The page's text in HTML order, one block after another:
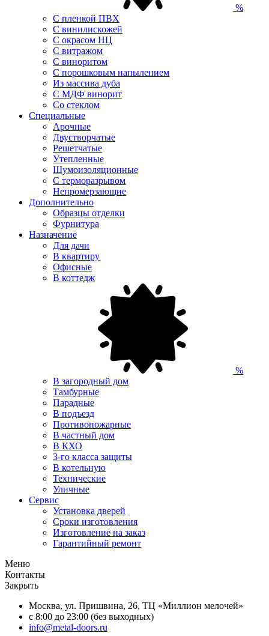
%
С пленкой ПВХ
С винилискожей
С окрасом НЦ
С витражом
С виноритом
С порошковым напылением
Из массива дуба
С МДФ винорит
Со стеклом
Специальные
Арочные
Двустворчатые
Решетчатые
Утепленные
Шумоизоляционные
С терморазрывом
Непромерзающие
Дополнительно
Образцы отделки
Фурнитура
Назначение
Для дачи
В квартиру
Офисные
В коттедж
%
В загородный дом
Тамбурные
Парадные
В подъезд
Противопожарные
В частный дом
В КХО
3-го класса защиты
В котельную
Технические
Уличные
Сервис
Установка дверей
Сроки изготовления
Изготовление на заказ
Гарантийный ремонт
Меню
Контакты
Закрыть
Москва, ул. Пришвина, 26, ТЦ «Миллион мелочей»
с 8:00 до 23:00 (без выходных)
info@metal-doors.ru